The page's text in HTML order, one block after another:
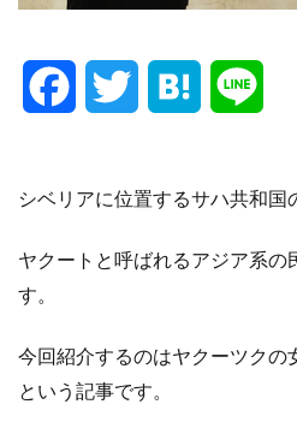
c
o
o
i
e
r
t
a
n
e
シベリアに位置するサハ共和国
ヤクートと呼ばれるアジア系の
す。
今回紹介するのはヤクーツクの
という記事です。